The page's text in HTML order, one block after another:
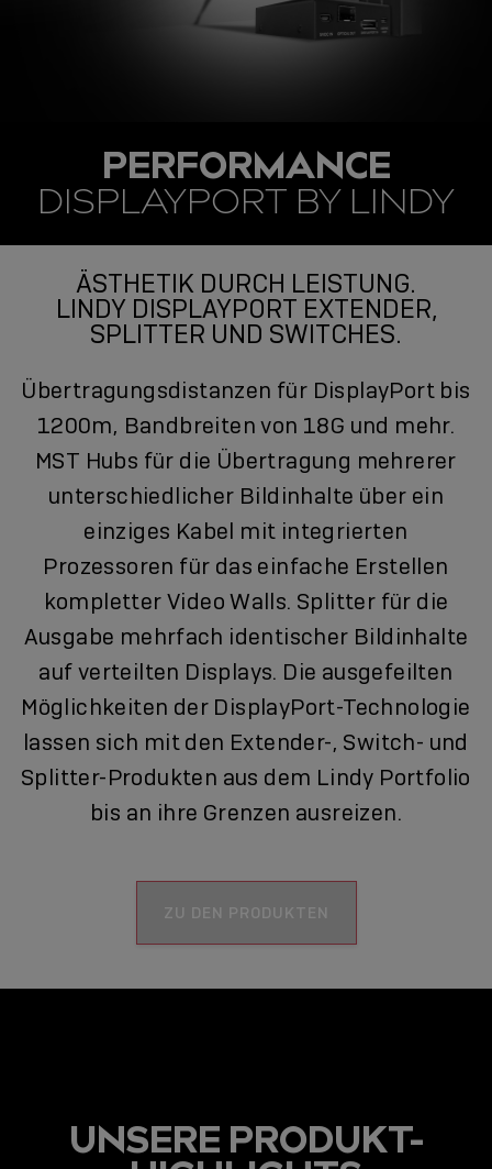
PERFORMANCE
DISPLAYPORT BY LINDY
ÄSTHETIK DURCH LEISTUNG.
LINDY DISPLAYPORT EXTENDER,
SPLITTER UND SWITCHES.
Übertragungsdistanzen für DisplayPort bis
1200m, Bandbreiten von 18G und mehr.
MST Hubs für die Übertragung mehrerer
unterschiedlicher Bildinhalte über ein
einziges Kabel mit integrierten
Prozessoren für das einfache Erstellen
kompletter Video Walls. Splitter für die
Ausgabe mehrfach identischer Bildinhalte
auf verteilten Displays. Die ausgefeilten
Möglichkeiten der DisplayPort-Technologie
lassen sich mit den Extender-, Switch- und
Splitter-Produkten aus dem Lindy Portfolio
bis an ihre Grenzen ausreizen.
ZU DEN PRODUKTEN
UNSERE PRODUKT-